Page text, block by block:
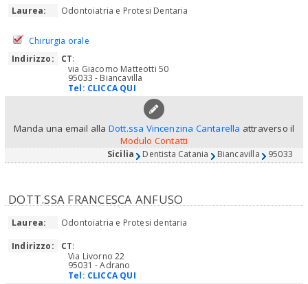
Laurea: Odontoiatria e Protesi Dentaria
Chirurgia orale
Indirizzo:
CT:
via Giacomo Matteotti 50
95033 - Biancavilla
Tel: CLICCA QUI
Manda una email alla Dott.ssa Vincenzina Cantarella attraverso il
Modulo Contatti
Sicilia Dentista Catania Biancavilla 95033
DOTT.SSA FRANCESCA ANFUSO
Laurea:
Odontoiatria e Protesi dentaria
Indirizzo:
CT:
Via Livorno 22
95031 - Adrano
Tel: CLICCA QUI